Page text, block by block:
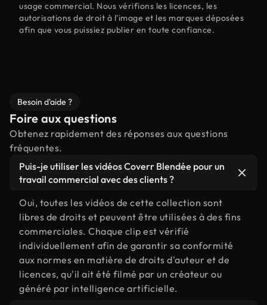
usage commercial. Nous vérifions les licences, les
autorisations de droit à l'image et les marques déposées
afin que vous puissiez publier en toute confiance.
Besoin d'aide ?
Foire aux questions
Obtenez rapidement des réponses aux questions
fréquentes.
Puis-je utiliser les vidéos Coverr Blendée pour un
travail commercial avec des clients ?
Oui, toutes les vidéos de cette collection sont
libres de droits et peuvent être utilisées à des fins
commerciales. Chaque clip est vérifié
individuellement afin de garantir sa conformité
aux normes en matière de droits d'auteur et de
licences, qu'il ait été filmé par un créateur ou
généré par intelligence artificielle.